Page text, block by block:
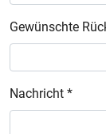
Gewünschte
Nachricht *